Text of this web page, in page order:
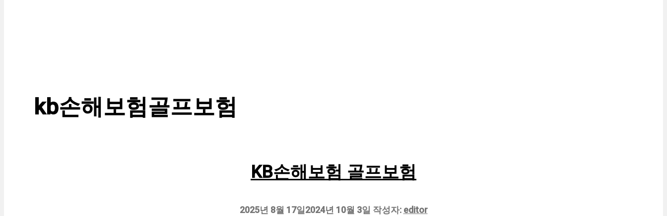
kb손해보험골프보험
KB손해보험 골프보험
2025년 8월 17일 2024년 10월 3일 작성자: editor